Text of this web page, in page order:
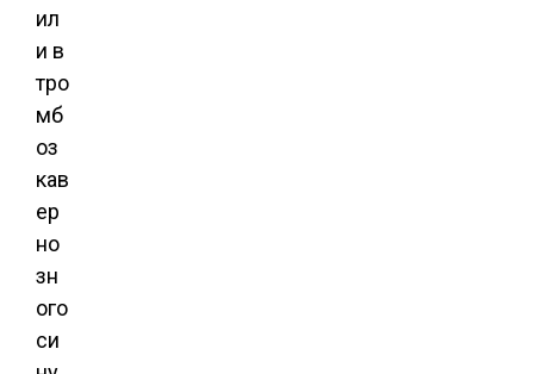
ил
и в
тро
мб
оз
кав
ер
но
зн
ого
си